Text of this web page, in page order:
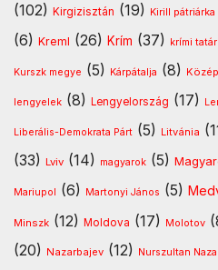
(102) Kirgizisztán (19) Kirill pátriárka
(6) Kreml (26) Krím (37) krími
Kurszk megye (5) Kárpátalja (8)
lengyelek (8) Lengyelország (17)
Liberális-Demokrata Párt (5) Litvánia
(33) Lviv (14) magyarok (5)
Mariupol (6) Martonyi János (5)
Minszk (12) Moldova (17) Molotov
(20) Nazarbajev (12) Nurszultan